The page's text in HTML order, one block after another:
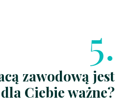
5.
zawodową jest
dla Ciebie ważne?